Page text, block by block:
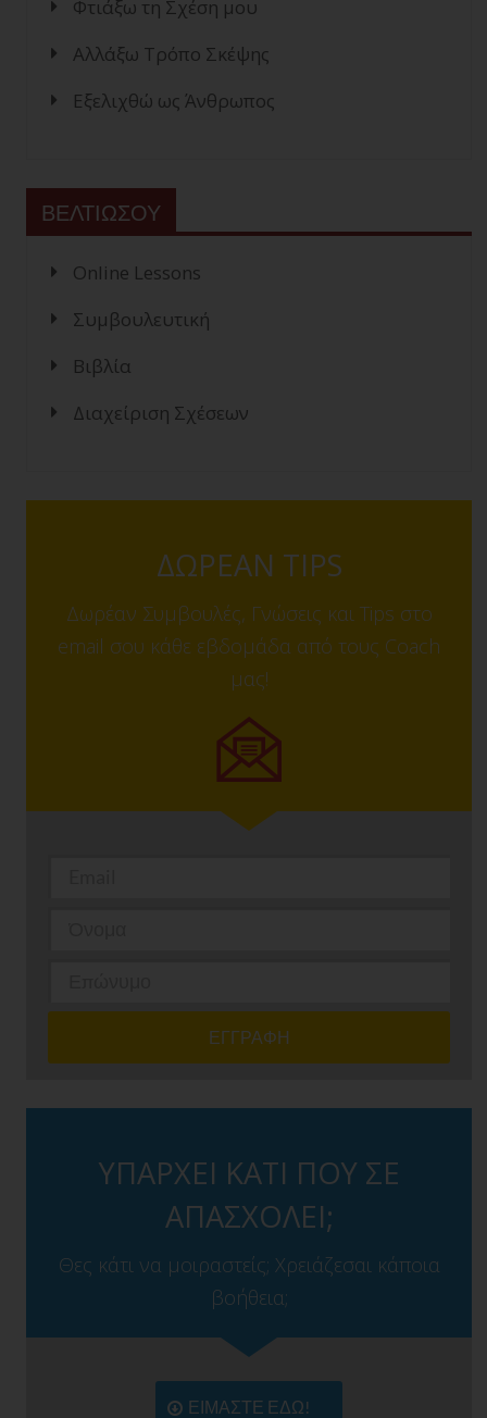
Φτιάξω τη Σχέση μου
Αλλάξω Τρόπο Σκέψης
Εξελιχθώ ως Άνθρωπος
ΒΕΛΤΙΩΣΟΥ
Online Lessons
Συμβουλευτική
Βιβλία
Διαχείριση Σχέσεων
ΔΩΡΕΑΝ TIPS
Δωρέαν Συμβουλές, Γνώσεις και Tips στο
email σου κάθε εβδομάδα από τους Coach
μας!
ΥΠΑΡΧΕΙ ΚΑΤΙ ΠΟΥ ΣΕ
ΑΠΑΣΧΟΛΕΙ;
Θες κάτι να μοιραστείς; Χρειάζεσαι κάποια
βοήθεια;
ΕΙΜΑΣΤΕ ΕΔΩ!